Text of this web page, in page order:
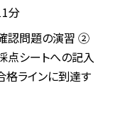
分
認問題の演習 ②
シートへの記入
格ラインに到達す